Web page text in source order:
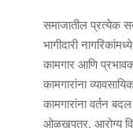
समाजातील प्रत्येक
भागीदारी
कामगार आणि
कामगारांना
कामगारांना वर्तन
ओळखपत्र, आरोग्य